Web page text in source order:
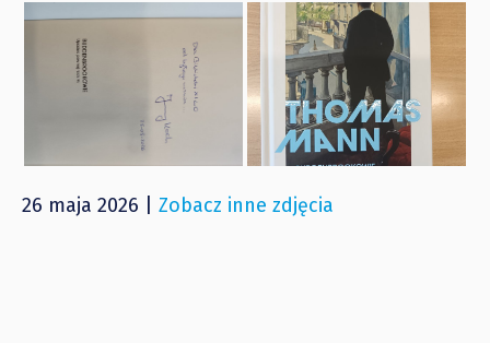
26 maja 2026 | Zobacz inne zdjęcia